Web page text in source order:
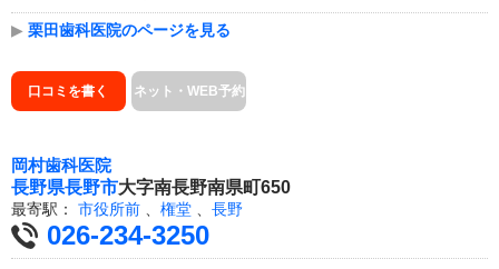
▶ 栗田歯科医院のページを見る
口コミを書く ネット・WEB予約
岡村歯科医院
長野県長野市大字南長野南県町650
最寄駅： 市役所前 、 権堂 、 長野
026-234-3250